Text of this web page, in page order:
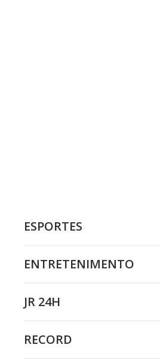
ESPORTES
ENTRETENIMENTO
JR 24H
RECORD